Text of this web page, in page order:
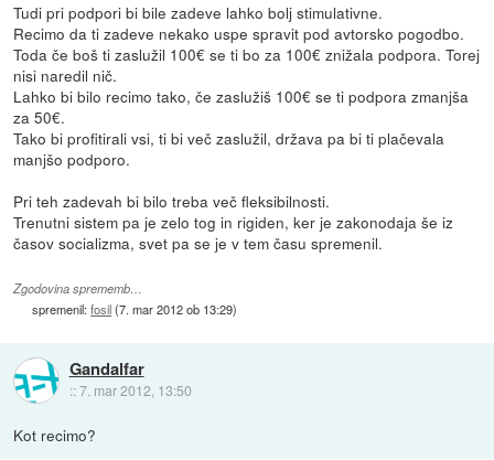
Tudi pri podpori bi bile zadeve lahko bolj stimulativne.
Recimo da ti zadeve nekako uspe spravit pod avtorsko pogodbo.
Toda če boš ti zaslužil 100€ se ti bo za 100€ znižala podpora. Torej
nisi naredil nič.
Lahko bi bilo recimo tako, če zaslužiš 100€ se ti podpora zmanjša
za 50€.
Tako bi profitirali vsi, ti bi več zaslužil, država pa bi ti plačevala
manjšo podporo.
Pri teh zadevah bi bilo treba več fleksibilnosti.
Trenutni sistem pa je zelo tog in rigiden, ker je zakonodaja še iz
časov socializma, svet pa se je v tem času spremenil.
Zgodovina sprememb…
spremenil:fosil(7. mar 2012 ob 13:29)
Gandalfar
::7. mar 2012, 13:50
Kot recimo?